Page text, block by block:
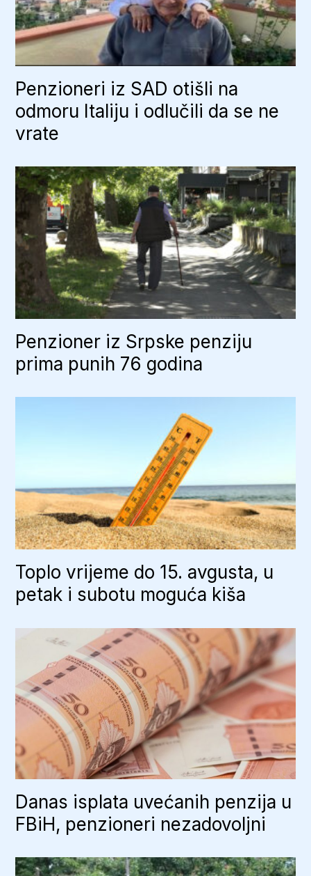
Penzioneri iz SAD otišli na
odmoru Italiju i odlučili da se ne
vrate
Penzioner iz Srpske penziju
prima punih 76 godina
Toplo vrijeme do 15. avgusta, u
petak i subotu moguća kiša
Danas isplata uvećanih penzija u
FBiH, penzioneri nezadovoljni